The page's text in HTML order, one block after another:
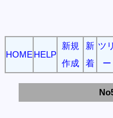
HOME HELP
新規
作成
新
着
ツリ
ー